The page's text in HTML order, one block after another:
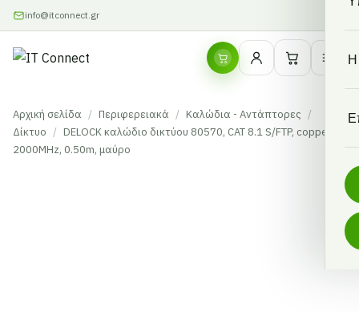
info@itconnect.gr
Η
Αρχική σελίδα / Περιφερειακά / Καλώδια - Αντάπτορες /
Δίκτυο / DELOCK καλώδιο δικτύου 80570, CAT 8.1 S/FTP, copper,
2000MHz, 0.50m, μαύρο